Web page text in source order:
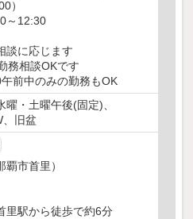
）
～12:30
談に応じます
務相談OKです
前中のみの勤務もOK
曜・土曜午後(固定)、
、旧盆
市首里）
里駅から徒歩で約6分